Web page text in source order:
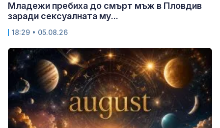
Младежи пребиха до смърт мъж в Пловдив
заради сексуалната му...
18:29 • 05.08.26